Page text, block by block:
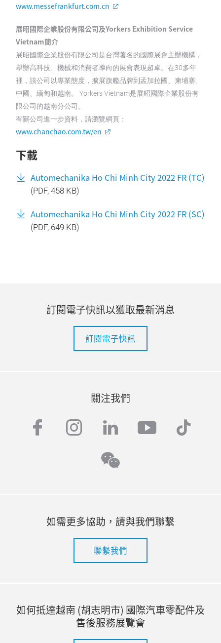
www.messefrankfurt.com.cn
展昭國際企業股份有限公司及Yorkers Exhibition Service
Vietnam簡介
展昭國際企業股份有限公司是台灣著名的國際展會主辦機構，
舉辦高科技、機械和消費者導向的展會表現超卓。在30多年
裡，該公司以專業態度，擴展旗艦品牌到孟加拉國、柬埔寨、
中國、緬甸和越南。 Yorkers Vietnam是展昭國際企業股份有
限公司的越南分公司。
有關公司進一步資料，請瀏覽網頁：
www.chanchao.com.tw/en
下載
Automechanika Ho Chi Minh City 2022 FR (TC)
(PDF, 458 KB)
Automechanika Ho Chi Minh City 2022 FR (SC)
(PDF, 649 KB)
訂閱電子快訊以獲取最新消息
訂閱電子快訊
關注我們
facebook
instagram
linkedinyoutube
tiktok
wechat
如需更多協助，請與我們聯繫
聯繫我們
如何抵達越南 (胡志明市) 國際汽車零配件及
售後服務展覽會